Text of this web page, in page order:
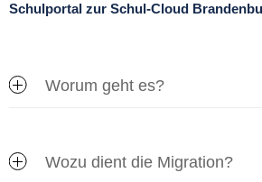
Schulportal zur Schul-Cloud
Worum geht es?
Wozu dient die Migration?